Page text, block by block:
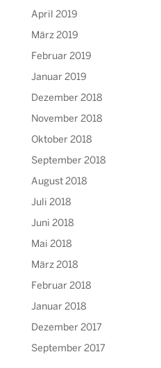
April 2019
März 2019
Februar 2019
Januar 2019
Dezember 2018
November 2018
Oktober 2018
September 2018
August 2018
Juli 2018
Juni 2018
Mai 2018
März 2018
Februar 2018
Januar 2018
Dezember 2017
September 2017